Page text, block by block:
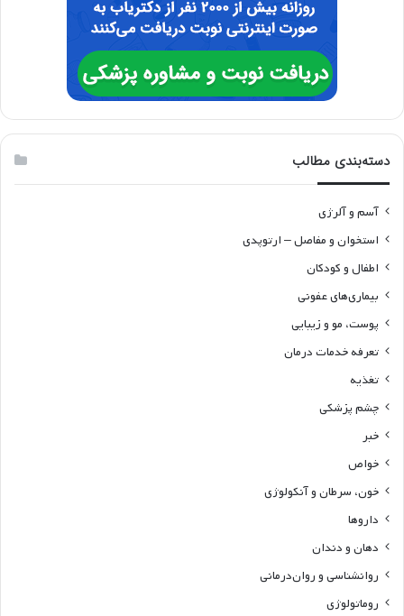
دسته‌بندی مطالب
آسم و آلرژی
استخوان و مفاصل – ارتوپدی
اطفال و کودکان
بیماری‌های عفونی
پوست، مو و زیبایی
تعرفه خدمات درمان
تغذیه
چشم پزشکی
خبر
خواص
خون، سرطان و آنکولوژی
داروها
دهان و دندان
روانشناسی و روان‌درمانی
روماتولوژی